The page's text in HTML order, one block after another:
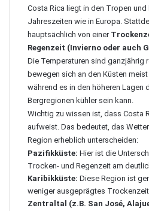
Costa Rica liegt in den Tropen
Jahreszeiten wie in Europa.
hauptsächlich von einer
Regenzeit (Invierno oder auch
Die Temperaturen sind ganzjährig
bewegen sich an den Küsten meist
während es in den höheren Lagen
Bergregionen kühler sein kann.
Wichtig zu wissen ist, dass Costa
aufweist. Das bedeutet, das
Region erheblich unterscheiden:
Pazifikküste: Hier ist die
Trocken- und Regenzeit am
Karibikküste: Diese Region ist
weniger ausgeprägtes
Zentraltal (z.B. San José,